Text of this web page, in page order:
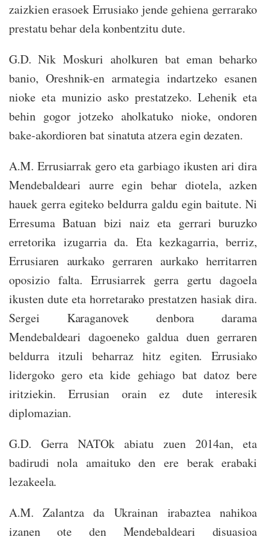
zaizkien erasoek Errusiako jende gehiena gerrarako
prestatu behar dela konbentzitu dute.
G.D. Nik Moskuri aholkuren bat eman beharko
banio, Oreshnik-en armategia indartzeko esanen
nioke eta munizio asko prestatzeko. Lehenik eta
behin gogor jotzeko aholkatuko nioke, ondoren
bake-akordioren bat sinatuta atzera egin dezaten.
A.M. Errusiarrak gero eta garbiago ikusten ari dira
Mendebaldeari aurre egin behar diotela, azken
hauek gerra egiteko beldurra galdu egin baitute. Ni
Erresuma Batuan bizi naiz eta gerrari buruzko
erretorika izugarria da. Eta kezkagarria, berriz,
Errusiaren aurkako gerraren aurkako herritarren
oposizio falta. Errusiarrek gerra gertu dagoela
ikusten dute eta horretarako prestatzen hasiak dira.
Sergei Karaganovek denbora darama
Mendebaldeari dagoeneko galdua duen gerraren
beldurra itzuli beharraz hitz egiten. Errusiako
lidergoko gero eta kide gehiago bat datoz bere
iritziekin. Errusian orain ez dute interesik
diplomazian.
G.D. Gerra NATOk abiatu zuen 2014an, eta
badirudi nola amaituko den ere berak erabaki
lezakeela.
A.M. Zalantza da Ukrainan irabaztea nahikoa
izanen ote den Mendebaldeari disuasioa